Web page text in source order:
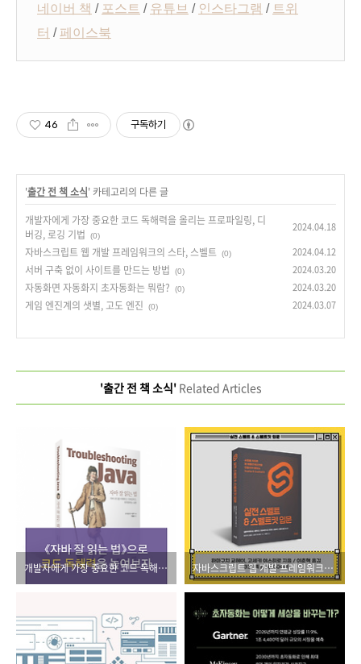
네이버 책 / 포스트 / 유튜브 / 인스타그램 / 트위
터 /페이스북
46 구독하기
'출간 전 책 소식' 카테고리의 다른 글
개발자에게 가장 중요한 코드 독해력을 올리는 프로파일링, 디
버깅, 로깅 기법
(0)
2024.04.18
자바스크립트 웹 개발 프레임워크의 스타, 스벨트 (0) 2024.04.12
서버 구축 없이 사이트를 만드는 방법 (0) 2024.03.20
자동화면 자동화지 초자동화는 뭐람? (0) 2024.03.20
게임 엔진계의 샛별, 고도 엔진 (0) 2024.03.07
'출간 전 책 소식'Related Articles
개발자에게 가장 중요한 코드 독해력을 올리는 프로파일링, 디버깅, 로깅 기법 자바스크립트 웹 개발 프레임워크의 스타, 스벨트